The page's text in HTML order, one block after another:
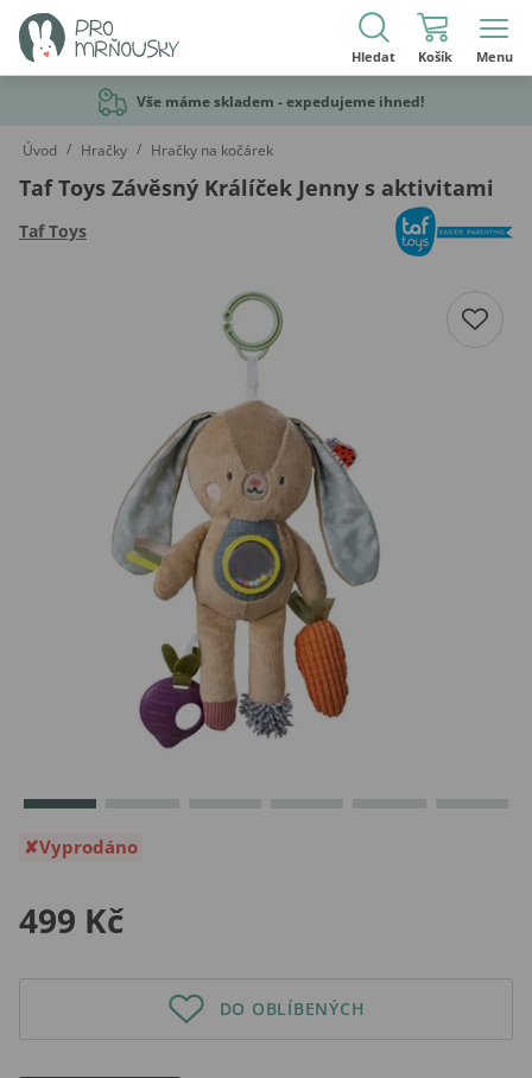
Hledat Košík Menu
Vše máme skladem - expedujeme ihned!
Úvod / Hračky / Hračky na kočárek
Taf Toys Závěsný Králíček Jenny s aktivitami
Taf Toys
Vyprodáno
499 Kč
DO OBLÍBENÝCH